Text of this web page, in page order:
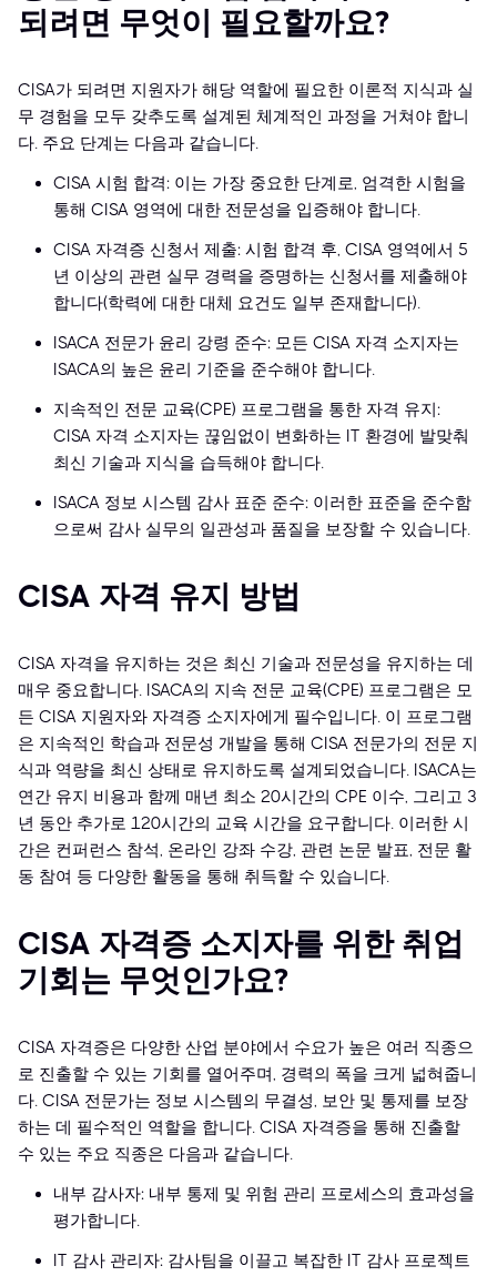
되려면 무엇이 필요할까요?
CISA가 되려면 지원자가 해당 역할에 필요한 이론적 지식과 실
무 경험을 모두 갖추도록 설계된 체계적인 과정을 거쳐야 합니
다. 주요 단계는 다음과 같습니다.
CISA 시험 합격: 이는 가장 중요한 단계로, 엄격한 시험을
통해 CISA 영역에 대한 전문성을 입증해야 합니다.
CISA 자격증 신청서 제출: 시험 합격 후, CISA 영역에서 5
년 이상의 관련 실무 경력을 증명하는 신청서를 제출해야
합니다(학력에 대한 대체 요건도 일부 존재합니다).
ISACA 전문가 윤리 강령 준수: 모든 CISA 자격 소지자는
ISACA의 높은 윤리 기준을 준수해야 합니다.
지속적인 전문 교육(CPE) 프로그램을 통한 자격 유지:
CISA 자격 소지자는 끊임없이 변화하는 IT 환경에 발맞춰
최신 기술과 지식을 습득해야 합니다.
ISACA 정보 시스템 감사 표준 준수: 이러한 표준을 준수함
으로써 감사 실무의 일관성과 품질을 보장할 수 있습니다.
CISA 자격 유지 방법
CISA 자격을 유지하는 것은 최신 기술과 전문성을 유지하는 데
매우 중요합니다. ISACA의 지속 전문 교육(CPE) 프로그램은 모
든 CISA 지원자와 자격증 소지자에게 필수입니다. 이 프로그램
은 지속적인 학습과 전문성 개발을 통해 CISA 전문가의 전문 지
식과 역량을 최신 상태로 유지하도록 설계되었습니다. ISACA는
연간 유지 비용과 함께 매년 최소 20시간의 CPE 이수, 그리고 3
년 동안 추가로 120시간의 교육 시간을 요구합니다. 이러한 시
간은 컨퍼런스 참석, 온라인 강좌 수강, 관련 논문 발표, 전문 활
동 참여 등 다양한 활동을 통해 취득할 수 있습니다.
CISA 자격증 소지자를 위한 취업
기회는 무엇인가요?
CISA 자격증은 다양한 산업 분야에서 수요가 높은 여러 직종으
로 진출할 수 있는 기회를 열어주며, 경력의 폭을 크게 넓혀줍니
다. CISA 전문가는 정보 시스템의 무결성, 보안 및 통제를 보장
하는 데 필수적인 역할을 합니다. CISA 자격증을 통해 진출할
수 있는 주요 직종은 다음과 같습니다.
내부 감사자: 내부 통제 및 위험 관리 프로세스의 효과성을
평가합니다.
IT 감사 관리자: 감사팀을 이끌고 복잡한 IT 감사 프로젝트